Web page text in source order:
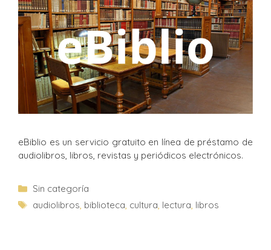
eBiblio es un servicio gratuito en línea de préstamo de
audiolibros, libros, revistas y periódicos electrónicos.
Sin categoría
audiolibros, biblioteca, cultura, lectura, libros